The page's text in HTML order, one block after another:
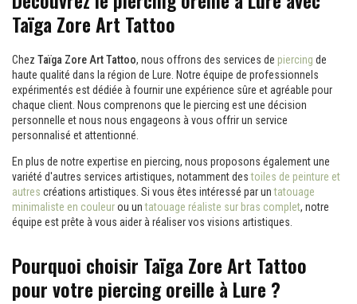
Taïga Zore Art Tattoo
Chez Taïga Zore Art Tattoo, nous offrons des services de piercing de
haute qualité dans la région de Lure. Notre équipe de professionnels
expérimentés est dédiée à fournir une expérience sûre et agréable pour
chaque client. Nous comprenons que le piercing est une décision
personnelle et nous nous engageons à vous offrir un service
personnalisé et attentionné.
En plus de notre expertise en piercing, nous proposons également une
variété d'autres services artistiques, notamment destoiles de peinture et
autres créations artistiques. Si vous êtes intéressé par untatouage
minimaliste en couleurou untatouage réaliste sur bras complet, notre
équipe est prête à vous aider à réaliser vos visions artistiques.
Pourquoi choisir Taïga Zore Art Tattoo
pour votre piercing oreille à Lure ?